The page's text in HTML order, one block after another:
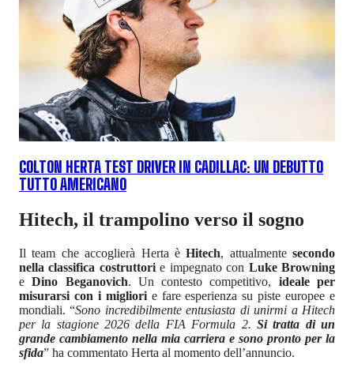
COLTON HERTA TEST DRIVER IN CADILLAC: UN DEBUTTO
TUTTO AMERICANO
Hitech, il trampolino verso il sogno
Il team che accoglierà Herta èHitech, attualmente secondo
nella classifica costruttorie impegnato con Luke Browning
eDino Beganovich. Un contesto competitivo, ideale per
misurarsi con i migliorie fare esperienza su piste europee e
mondiali. “Sono incredibilmente entusiasta di unirmi a Hitech
per la stagione 2026 della FIA Formula 2. Si tratta di un
grande cambiamento nella mia carriera e sono pronto per la
sfida” ha commentato Herta al momento dell’annuncio.